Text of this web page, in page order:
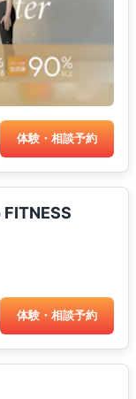
体験・相談予約
体験・相談予約